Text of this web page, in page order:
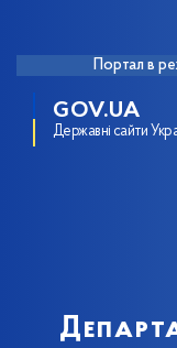
Портал в
GOV.UA
Державні сайти